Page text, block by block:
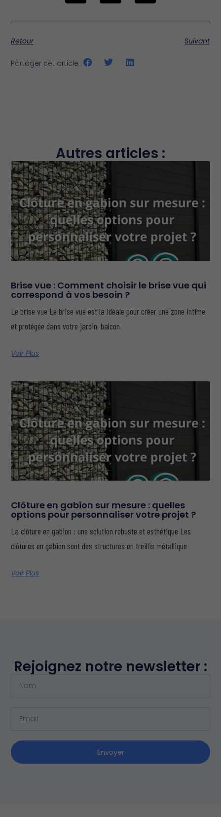
Retour Suivant
Partager cet article :
Autres articles :
Brise vue : Comment choisir le brise vue qui
correspond à vos besoin ?
Le brise vue Le brise vue est la idéale pour créer une zone intime
et protégée dans votre jardin, balcon
Voir Plus
Clôture en gabion sur mesure : quelles
options pour personnaliser votre projet ?
La clôture en gabion : une solution robuste et esthétique Les
clôtures en gabion sont des structures en treillis métallique
Voir Plus
Rejoignez notre newsletter :
Envoyer